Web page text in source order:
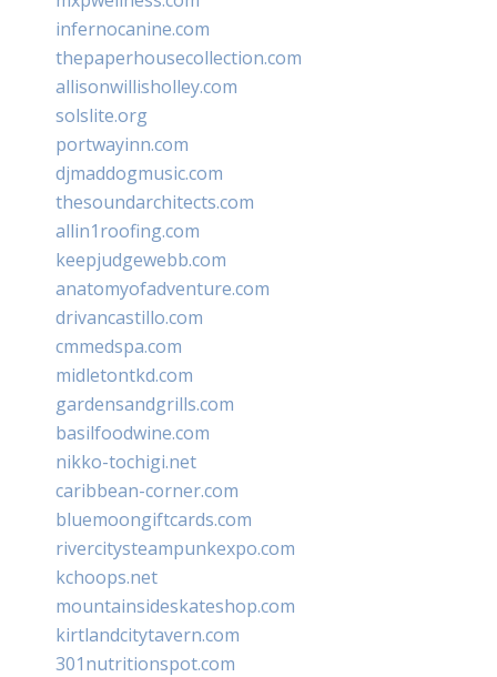
infernocanine.com
thepaperhousecollection.com
allisonwillisholley.com
solslite.org
portwayinn.com
djmaddogmusic.com
thesoundarchitects.com
allin1roofing.com
keepjudgewebb.com
anatomyofadventure.com
drivancastillo.com
cmmedspa.com
midletontkd.com
gardensandgrills.com
basilfoodwine.com
nikko-tochigi.net
caribbean-corner.com
bluemoongiftcards.com
rivercitysteampunkexpo.com
kchoops.net
mountainsideskateshop.com
kirtlandcitytavern.com
301nutritionspot.com